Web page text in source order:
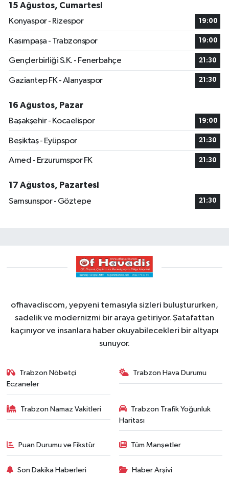
15 Ağustos, Cumartesi
Konyaspor - Rizespor
19:00
Kasımpaşa - Trabzonspor 19:00
Gençlerbirliği S.K. - Fenerbahçe 21:30
Gaziantep FK - Alanyaspor 21:30
16 Ağustos, Pazar
Başakşehir - Kocaelispor
19:00
Beşiktaş - Eyüpspor 21:30
Amed - Erzurumspor FK 21:30
17 Ağustos, Pazartesi
Samsunspor - Göztepe
21:30
ofhavadiscom, yepyeni temasıyla sizleri buluştururken,
sadelik ve modernizmi bir araya getiriyor. Şatafattan
kaçınıyor ve insanlara haber okuyabilecekleri bir altyapı
sunuyor.
Trabzon Nöbetçi
Eczaneler
Trabzon Hava Durumu
Trabzon Namaz Vakitleri
Trabzon Trafik Yoğunluk
Haritası
Puan Durumu ve Fikstür Tüm Manşetler
Son Dakika Haberleri Haber Arşivi